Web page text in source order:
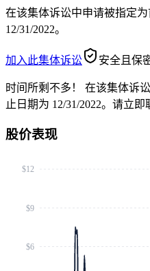
在该集体诉讼中申请被指定
12/31/2022。
加入此集体诉讼 安全且保
时间所剩不多！
在该集体诉
止日期为 12/31/2022。请立
股价表现
$6
$9
$12